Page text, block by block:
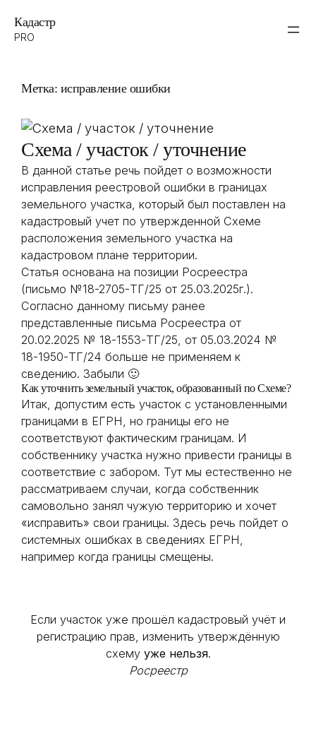
Кадастр
PRO
Метка: исправление ошибки
Схема / участок / уточнение
В данной статье речь пойдет о возможности
исправления реестровой ошибки в границах
земельного участка, который был поставлен на
кадастровый учет по утвержденной Схеме
расположения земельного участка на
кадастровом плане территории.
Статья основана на позиции Росреестра
(письмо №18-2705-ТГ/25 от 25.03.2025г.).
Согласно данному письму ранее
представленные письма Росреестра от
20.02.2025 № 18-1553-ТГ/25, от 05.03.2024 №
18-1950-ТГ/24 больше не применяем к
сведению. Забыли 🙂
Как уточнить земельный участок, образованный по Схеме?
Итак, допустим есть участок с установленными
границами в ЕГРН, но границы его не
соответствуют фактическим границам. И
собственнику участка нужно привести границы в
соответствие с забором. Тут мы естественно не
рассматриваем случаи, когда собственник
самовольно занял чужую территорию и хочет
«исправить» свои границы. Здесь речь пойдет о
системных ошибках в сведениях ЕГРН,
например когда границы смещены.
Если участок уже прошёл кадастровый учёт и
регистрацию прав, изменить утверждённую
схему уже нельзя.
Росреестр